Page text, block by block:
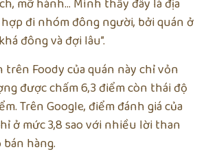
mỡ hành… Mình thấy đây là địa
đi nhóm đông người, bởi quán ở
đông và đợi lâu”.
Foody của quán này chỉ vỏn
được chấm 6,3 điểm còn thái độ
Trên Google, điểm đánh giá của
ở mức 3,8 sao với nhiều lời than
hàng.